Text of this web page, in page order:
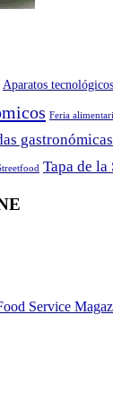
Aparatos tecnológicos
Feria
gastronómicas
Tapa de la
Service